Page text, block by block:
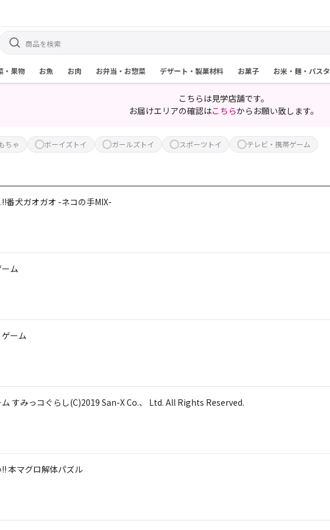
・果物 お魚 お肉 お弁当・お惣菜 デザート・製菓材料 お菓子 お米・麺・パスタ
こちらは見学店舗です。
お届けエリアの確認はこちらからお願い致します。
ちゃ ボーイズトイ ガールズトイ スポーツトイ テレビ・携帯ゲーム
番犬ガオガオ -ネコの手MIX-
ム
ーム
すみっコぐらし(C)2019 San-X Co.、 Ltd. All Rights Reserved.
本マグロ解体パズル